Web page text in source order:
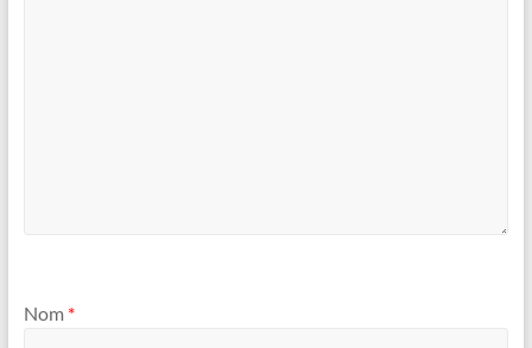
Nom *